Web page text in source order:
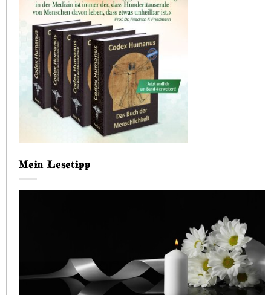
Mein Lesetipp